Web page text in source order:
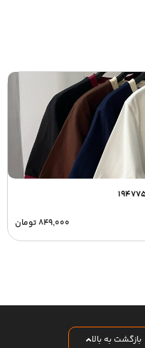
۸۴۹,۰۰۰تومان
بازگشت به بالا